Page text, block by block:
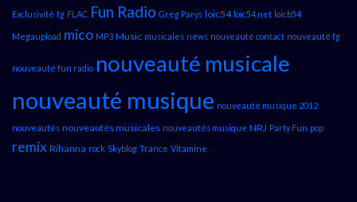
Exclusivité fg FLAC Fun Radio Greg Parys loic54 loic54.net loicb54
Megaupload mico MP3 Music musicales news nouveauté contact nouveauté fg
nouveauté fun radio nouveauté musicale
nouveauté musique nouveauté musique 2012
nouveautés nouveautés musicales nouveautés musique NRJ Party Fun pop
remix Rihanna rock Skyblog Trance Vitamine